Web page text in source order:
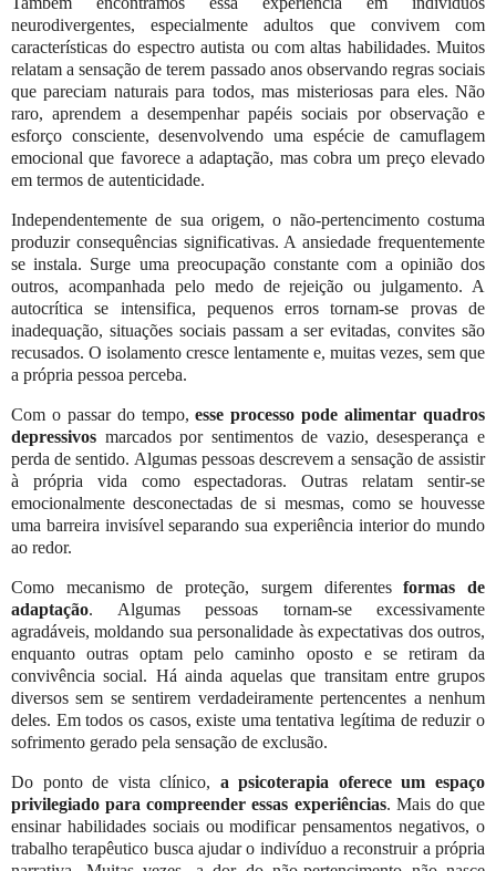
neurodivergentes, especialmente adultos que convivem com
características do espectro autista ou com altas habilidades. Muitos
relatam a sensação de terem passado anos observando regras sociais
que pareciam naturais para todos, mas misteriosas para eles. Não
raro, aprendem a desempenhar papéis sociais por observação e
esforço consciente, desenvolvendo uma espécie de camuflagem
emocional que favorece a adaptação, mas cobra um preço elevado
em termos de autenticidade.
Independentemente de sua origem, o não-pertencimento costuma
produzir consequências significativas. A ansiedade frequentemente
se instala. Surge uma preocupação constante com a opinião dos
outros, acompanhada pelo medo de rejeição ou julgamento. A
autocrítica se intensifica, pequenos erros tornam-se provas de
inadequação, situações sociais passam a ser evitadas, convites são
recusados. O isolamento cresce lentamente e, muitas vezes, sem que
a própria pessoa perceba.
Com o passar do tempo,esse processo pode alimentar quadros
depressivos marcados por sentimentos de vazio, desesperança e
perda de sentido. Algumas pessoas descrevem a sensação de assistir
à própria vida como espectadoras. Outras relatam sentir-se
emocionalmente desconectadas de si mesmas, como se houvesse
uma barreira invisível separando sua experiência interior do mundo
ao redor.
Como mecanismo de proteção, surgem diferentesformas de
adaptação. Algumas pessoas tornam-se excessivamente
agradáveis, moldando sua personalidade às expectativas dos outros,
enquanto outras optam pelo caminho oposto e se retiram da
convivência social. Há ainda aquelas que transitam entre grupos
diversos sem se sentirem verdadeiramente pertencentes a nenhum
deles. Em todos os casos, existe uma tentativa legítima de reduzir o
sofrimento gerado pela sensação de exclusão.
Do ponto de vista clínico, a psicoterapia oferece um espaço
privilegiado para compreender essas experiências. Mais do que
ensinar habilidades sociais ou modificar pensamentos negativos, o
trabalho terapêutico busca ajudar o indivíduo a reconstruir a própria